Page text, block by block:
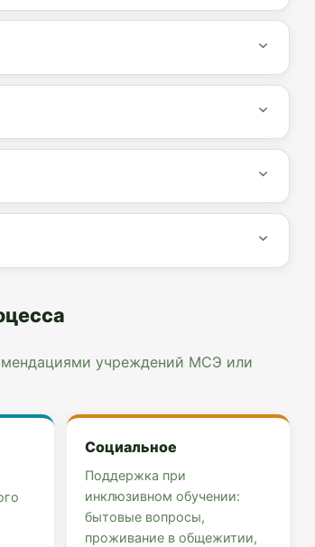
учреждений МСЭ или
Социальное
Поддержка при
инклюзивном обучении:
бытовые вопросы,
проживание в общежитии,